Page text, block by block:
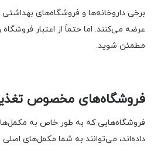
برخی داروخانه‌ها و فروشگاه‌های
عرضه می‌کنند. اما حتماً از اعتبار
مطمئن شوید.
فروشگاه‌های مخصوص
فروشگاه‌هایی که به طور خاص به
داده‌اند، می‌توانند به شما مکمل‌های اصلی